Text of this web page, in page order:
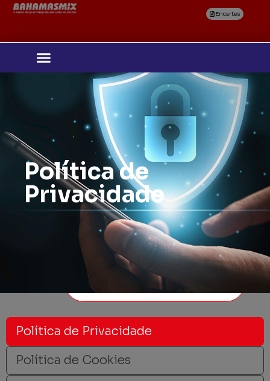
Selecione
sua região
Confirmar
Encartes
Política de
Privacidade
Política de Privacidade
Política de Cookies